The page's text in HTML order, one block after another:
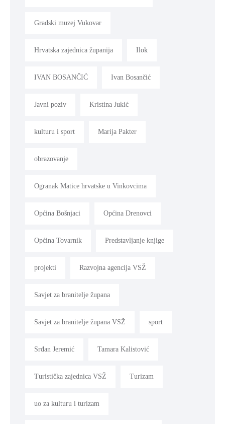
Gradski muzej Vukovar
Hrvatska zajednica županija Ilok
IVAN BOSANČIĆ Ivan Bosančić
Javni poziv Kristina Jukić
kulturu i sport Marija Pakter
obrazovanje
Ogranak Matice hrvatske u Vinkovcima
Općina Bošnjaci Općina Drenovci
Općina Tovarnik Predstavljanje knjige
projekti Razvojna agencija VSŽ
Savjet za branitelje župana
Savjet za branitelje župana VSŽ sport
Srđan Jeremić Tamara Kalistović
Turistička zajednica VSŽ Turizam
uo za kulturu i turizam